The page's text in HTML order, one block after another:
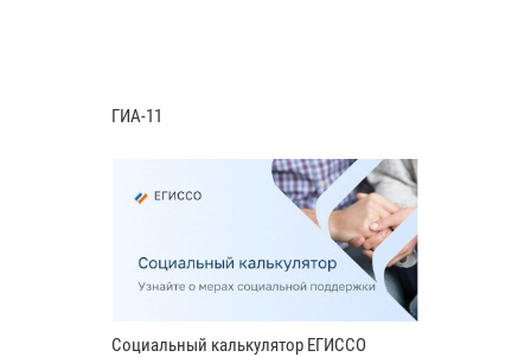
ГИА-11
Социальный калькулятор ЕГИССО